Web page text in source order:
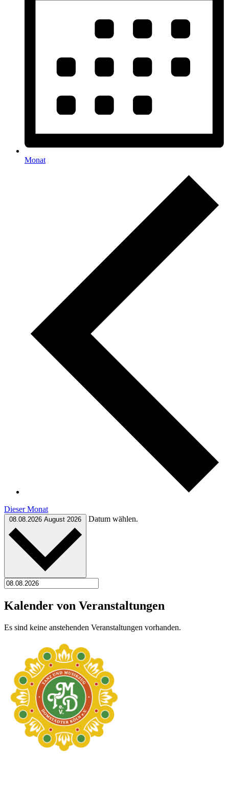
Monat
Dieser Monat
08.08.2026 August 2026 Datum wählen.
Kalender von Veranstaltungen
Es sind keine anstehenden Veranstaltungen vorhanden.